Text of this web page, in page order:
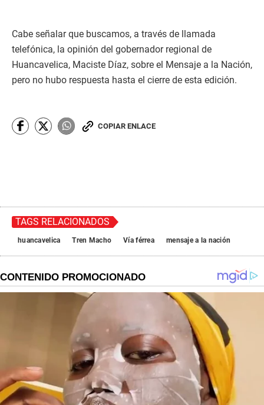
Cabe señalar que buscamos, a través de llamada
telefónica, la opinión del gobernador regional de
Huancavelica, Maciste Díaz, sobre el Mensaje a la Nación,
pero no hubo respuesta hasta el cierre de esta edición.
COPIAR ENLACE
TAGS RELACIONADOS
huancavelica Tren Macho Vía férrea mensaje a la nación